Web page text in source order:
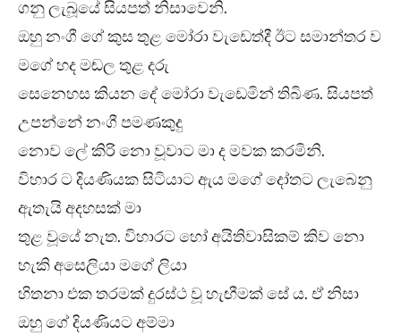
ගනු ලැබූයේ සියපත් නිසාවෙනි.
ඔහු නංගී ගේ කුස තුළ මෝරා වැඩෙත්දී ඊට සමාන්තර ව
මගේ හද මඬල තුළ දරු
සෙනෙහස කියන දේ මෝරා වැඩෙමින් තිබිණ. සියපත්
උපන්නේ නංගී පමණකුදු
නොව ලේ කිරි නො වූවාට මා ද මවක කරමිනි.
විහාර ට දියණියක සිටියාට ඇය මගේ දෝතට ලැබෙනු
ඇතැයි අදහසක් මා
තුළ වූයේ නැත. විහාරට හෝ අයිතිවාසිකම් කිව නො
හැකි අසෙලියා මගේ ලියා
හිතනා එක තරමක් දුරස්ථ වූ හැඟීමක් සේ ය. ඒ නිසා
ඔහු ගේ දියණියට අම්මා